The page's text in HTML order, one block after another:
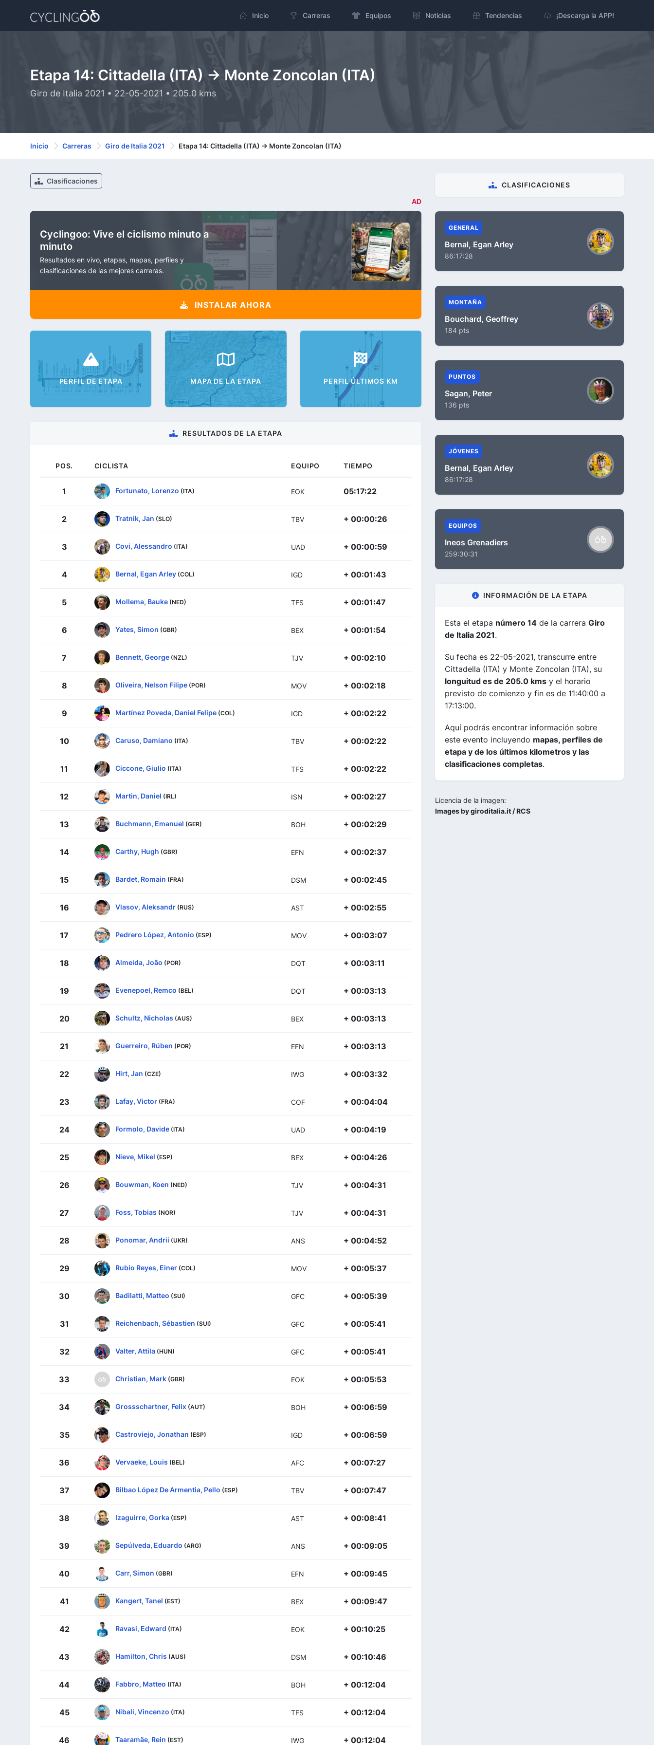
Inicio Carreras Equipos Noticias Tendencias ¡Descarga la APP!
Etapa 14: Cittadella (ITA) -> Monte Zoncolan (ITA)
Giro de Italia 2021 • 22-05-2021 • 205.0 kms
Inicio Carreras Giro de Italia 2021 Etapa 14: Cittadella (ITA) -> Monte Zoncolan (ITA)
Clasificaciones
AD
Cyclingoo: Vive el ciclismo minuto a
minuto
Resultados en vivo, etapas, mapas, perfiles y
clasificaciones de las mejores carreras.
INSTALAR AHORA
PERFIL DE ETAPA MAPA DE LA ETAPA PERFIL ÚLTIMOS KM
RESULTADOS DE LA ETAPA
POS. CICLISTA EQUIPO TIEMPO
1 Fortunato, Lorenzo (ITA) EOK 05:17:22
2 Tratnik, Jan (SLO) TBV + 00:00:26
3 Covi, Alessandro (ITA) UAD + 00:00:59
4 Bernal, Egan Arley (COL) IGD + 00:01:43
5 Mollema, Bauke (NED) TFS + 00:01:47
6 Yates, Simon (GBR) BEX + 00:01:54
7 Bennett, George (NZL) TJV + 00:02:10
8 Oliveira, Nelson Filipe (POR) MOV + 00:02:18
9 Martínez Poveda, Daniel Felipe (COL) IGD + 00:02:22
10 Caruso, Damiano (ITA) TBV + 00:02:22
11 Ciccone, Giulio (ITA) TFS + 00:02:22
12 Martin, Daniel (IRL) ISN + 00:02:27
13 Buchmann, Emanuel (GER) BOH + 00:02:29
14 Carthy, Hugh (GBR) EFN + 00:02:37
15 Bardet, Romain (FRA) DSM + 00:02:45
16 Vlasov, Aleksandr (RUS) AST + 00:02:55
17 Pedrero López, Antonio (ESP) MOV + 00:03:07
18 Almeida, João (POR) DQT + 00:03:11
19 Evenepoel, Remco (BEL) DQT + 00:03:13
20 Schultz, Nicholas (AUS) BEX + 00:03:13
21 Guerreiro, Rúben (POR) EFN + 00:03:13
22 Hirt, Jan (CZE) IWG + 00:03:32
23 Lafay, Victor (FRA) COF + 00:04:04
24 Formolo, Davide (ITA) UAD + 00:04:19
25 Nieve, Mikel (ESP) BEX + 00:04:26
26 Bouwman, Koen (NED) TJV + 00:04:31
27 Foss, Tobias (NOR) TJV + 00:04:31
28 Ponomar, Andrii (UKR) ANS + 00:04:52
29 Rubio Reyes, Einer (COL) MOV + 00:05:37
30 Badilatti, Matteo (SUI) GFC + 00:05:39
31 Reichenbach, Sébastien (SUI) GFC + 00:05:41
32 Valter, Attila (HUN) GFC + 00:05:41
33 Christian, Mark (GBR) EOK + 00:05:53
34 Grossschartner, Felix (AUT) BOH + 00:06:59
35 Castroviejo, Jonathan (ESP) IGD + 00:06:59
36 Vervaeke, Louis (BEL) AFC + 00:07:27
37 Bilbao López De Armentia, Pello (ESP) TBV + 00:07:47
38 Izaguirre, Gorka (ESP) AST + 00:08:41
39 Sepúlveda, Eduardo (ARG) ANS + 00:09:05
40 Carr, Simon (GBR) EFN + 00:09:45
41 Kangert, Tanel (EST) BEX + 00:09:47
42 Ravasi, Edward (ITA) EOK + 00:10:25
43 Hamilton, Chris (AUS) DSM + 00:10:46
44 Fabbro, Matteo (ITA) BOH + 00:12:04
45 Nibali, Vincenzo (ITA) TFS + 00:12:04
46 Taaramäe, Rein (EST) IWG + 00:12:04
CLASIFICACIONES
GENERAL
Bernal, Egan Arley
86:17:28
MONTAÑA
Bouchard, Geoffrey
184 pts
PUNTOS
Sagan, Peter
136 pts
JÓVENES
Bernal, Egan Arley
86:17:28
EQUIPOS
Ineos Grenadiers
259:30:31
INFORMACIÓN DE LA ETAPA
Esta el etapa número 14 de la carrera Giro
de Italia 2021.
Su fecha es 22-05-2021, transcurre entre
Cittadella (ITA) y Monte Zoncolan (ITA), su
longuitud es de 205.0 kms y el horario
previsto de comienzo y fin es de 11:40:00 a
17:13:00.
Aquí podrás encontrar información sobre
este evento incluyendo mapas, perfiles de
etapa y de los últimos kilometros y las
clasificaciones completas.
Licencia de la imagen:
Images by giroditalia.it / RCS